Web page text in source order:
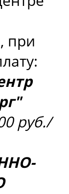
при
руб./